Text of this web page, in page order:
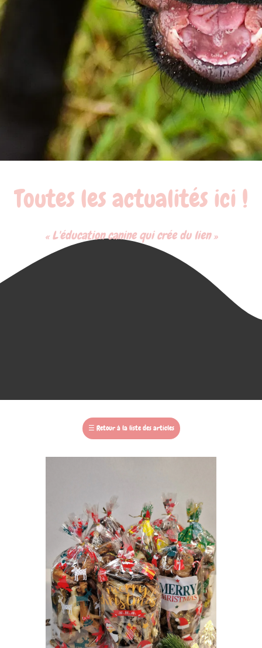
Toutes les actualités ici !
« L'éducation canine qui crée du lien »
☰ Retour à la liste des articles